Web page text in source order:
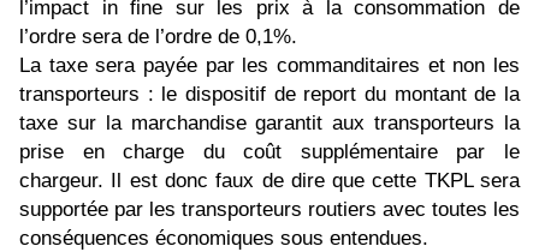
l’impact in fine sur les prix à la consommation de
l’ordre sera de l’ordre de 0,1%.
La taxe sera payée par les commanditaires et non les
transporteurs : le dispositif de report du montant de la
taxe sur la marchandise garantit aux transporteurs la
prise en charge du coût supplémentaire par le
chargeur. Il est donc faux de dire que cette TKPL sera
supportée par les transporteurs routiers avec toutes les
conséquences économiques sous entendues.